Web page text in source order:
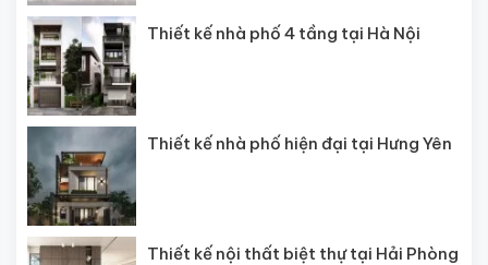
Thiết kế nhà phố 4 tầng tại Hà Nội
Thiết kế nhà phố hiện đại tại Hưng Yên
Thiết kế nội thất biệt thự tại Hải Phòng